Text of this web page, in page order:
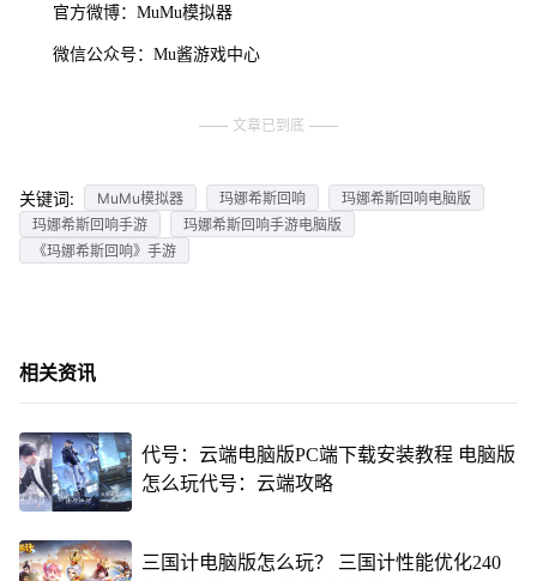
官方微博：MuMu模拟器
微信公众号：Mu酱游戏中心
文章已到底
关键词: MuMu模拟器 玛娜希斯回响
玛娜希斯回响电脑版
玛娜希斯回响手游
玛娜希斯回响手游电脑版
《玛娜希斯回响》手游
相关资讯
代号：云端电脑版PC端下载安装教程 电脑版
怎么玩代号：云端攻略
三国计电脑版怎么玩？ 三国计性能优化240